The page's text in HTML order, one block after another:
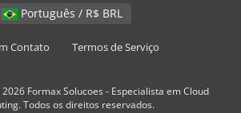
Português / R$ BRL
Contato Termos de Serviço
Formax Solucoes - Especialista em Cloud
Todos os direitos reservados.